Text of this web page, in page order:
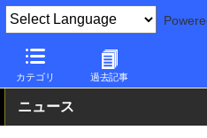
カテゴリ 過去記事
PC Watch 半導体/周辺機器
ニュース